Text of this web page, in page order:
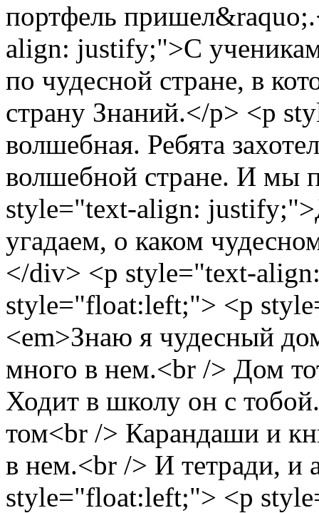
портфель
align: justify;">С
по чудесной стране, в
страну Знаний.</p> <p
волшебная. Ребята
волшебной стране. И мы
style="text-align:
угадаем, о каком
</div> <p style="text-
style="float:left;"> <p
<em>Знаю я чудесный
много в нем.<br /> Дом
Ходит в школу он с
том<br /> Карандаши и
в нем.<br /> И тетради,
style="float:left;"> <p